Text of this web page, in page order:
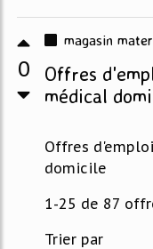
0
magasin
Offres
médical
Offres
domicile
1-25 de 87
Trier par